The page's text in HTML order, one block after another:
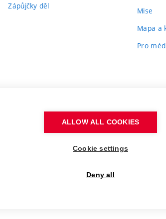
Zápůjčky děl
Mise
Mapa a
Pro
ALLOW ALL COOKIES
Cookie settings
Deny all